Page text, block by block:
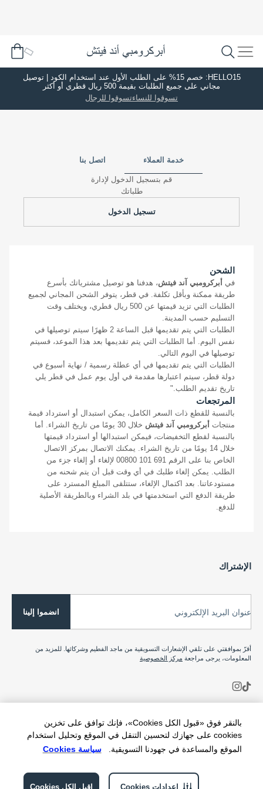
بالنقر فوق «قبول الكل Cookies»، فإنك توافق على تخزين
cookies على جهازك لتحسين التنقل في الموقع وتحليل استخدام
الموقع والمساعدة في جهودنا التسويقية.
سياسة Cookies
اقبل الكل Cookies إعدادات Cookies
HELLO15: خصم 15% على الطلب الأول عند استخدام الكود | توصيل
مجاني على جميع الطلبات بقيمة 500 ريال قطري أو أكثر
تسوقوا للنساءتسوقوا للرجال
خدمة العملاء اتصل بنا
قم بتسجيل الدخول لإدارة
طلباتك
تسجيل الدخول
الشحن
في أبركرومبي آند فيتش، هدفنا هو توصيل مشترياتك بأسرع
طريقة ممكنة وبأقل تكلفة. في قطر، يتوفر الشحن المجاني لجميع
الطلبات التي تزيد قيمتها عن 500 ريال قطري، ويختلف وقت
التسليم حسب المدينة.
الطلبات التي يتم تقديمها قبل الساعة 2 ظهرًا سيتم توصيلها في
نفس اليوم. أما الطلبات التي يتم تقديمها بعد هذا الموعد، فسيتم
توصيلها في اليوم التالي.
الطلبات التي يتم تقديمها في أي عطلة رسمية / نهاية أسبوع في
دولة قطر، سيتم اعتبارها مقدمة في أول يوم عمل في قطر يلي
تاريخ تقديم الطلب."
المرتجعات
بالنسبة للقطع ذات السعر الكامل، يمكن استبدال أو استرداد قيمة
منتجات أبركرومبي آند فيتش
خلال 30 يومًا من تاريخ الشراء. أما
بالنسبة لقطع التخفيضات، فيمكن استبدالها أو استرداد قيمتها
خلال 14 يومًا من تاريخ الشراء. يمكنك الاتصال بمركز الاتصال
الخاص بنا على الرقم 00800 101 691 لإلغاء أو إلغاء جزء من
الطلب. يمكن إلغاء طلبك في أي وقت قبل أن يتم شحنه من
مستودعاتنا. بعد اكتمال الإلغاء، ستتلقى المبلغ المسترد على
طريقة الدفع التي استخدمتها في بلد الشراء وبالطريقة الأصلية
للدفع.
الإشتراك
عنوان البريد الإلكتروني انضموا إلينا
أقرّ بموافقتي على تلقي الإشعارات التسويقية من ماجد الفطيم وشركائها. للمزيد من
المعلومات، يرجى مراجعة مركز الخصوصية